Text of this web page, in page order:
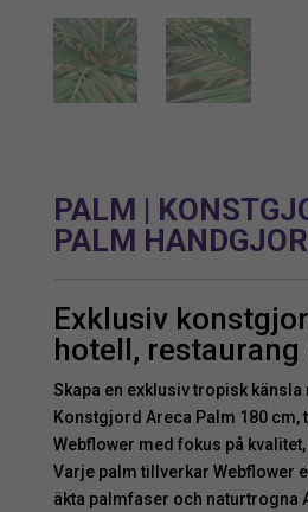
PALM |
PALM
Exklusiv
hotell, restaurang
Skapa en exklusiv tropisk
Konstgjord Areca Palm 180 cm,
Webflower med fokus på
Varje palm tillverkar Webflower
äkta palmfaser och naturtrogna